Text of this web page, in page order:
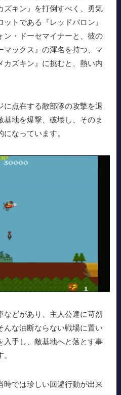
ズキン』を打倒すべく、勇気
トである『レッドバロン』
ン・ドーセマイナーと、彼の
マックス』の渾名を持つ、マ
カズキン』に挑むと、熱い内
に点在する敵部隊の攻撃を退
地を爆撃、破壊し、そのま
なっています。
などがあり、主人公達に苛烈
んな油断ならない戦場に置い
入手し、敵基地へと落とす事
時では珍しい回避行動が出来